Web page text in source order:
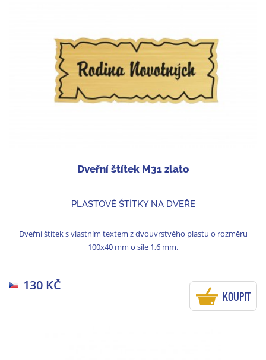
Dveřní štítek M31 zlato
PLASTOVÉ ŠTÍTKY NA DVEŘE
Dveřní štítek s vlastním textem z dvouvrstvého plastu o rozměru
100x40 mm o síle 1,6 mm.
130 KČ
KOUPIT